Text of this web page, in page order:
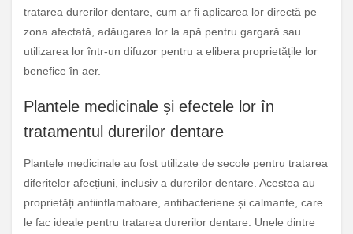
tratarea durerilor dentare, cum ar fi aplicarea lor directă pe
zona afectată, adăugarea lor la apă pentru gargară sau
utilizarea lor într-un difuzor pentru a elibera proprietățile lor
benefice în aer.
Plantele medicinale și efectele lor în
tratamentul durerilor dentare
Plantele medicinale au fost utilizate de secole pentru tratarea
diferitelor afecțiuni, inclusiv a durerilor dentare. Acestea au
proprietăți antiinflamatoare, antibacteriene și calmante, care
le fac ideale pentru tratarea durerilor dentare. Unele dintre